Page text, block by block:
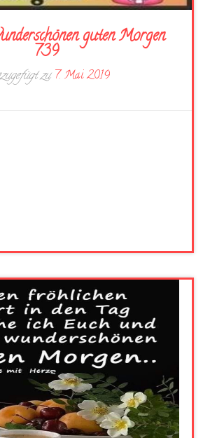
guten Morgen
739
zu7. Mai 2019